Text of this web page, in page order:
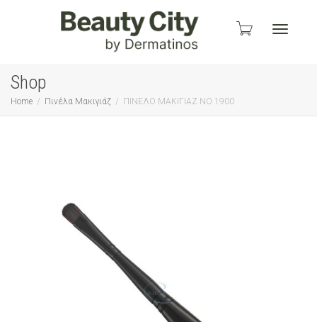
Shop
Home Πινέλα Μακιγιάζ ΠΙΝΕΛΟ ΜΑΚΙΓΙΑΖ ΝΟ 1900